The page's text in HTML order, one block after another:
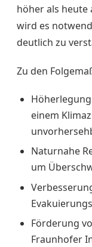
höher als heute
wird es
deutlich zu
Zu den
einem
Naturnahe
um
Förderung
Fraunhofer